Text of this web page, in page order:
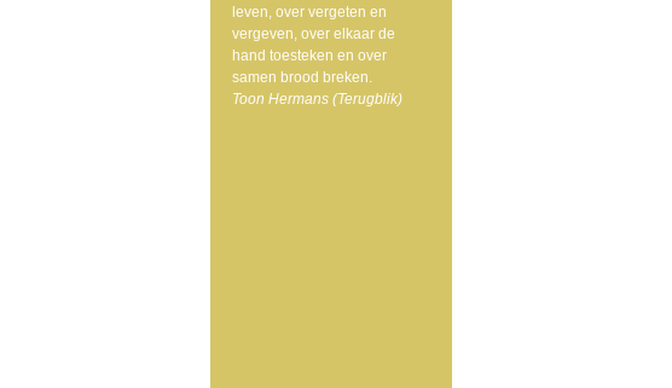
leven, over vergeten en
vergeven, over elkaar de
hand toesteken en over
samen brood breken.
Toon Hermans (Terugblik)